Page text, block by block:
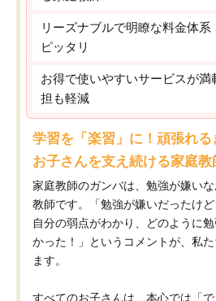
リーズナブルで明瞭な料金体
ピッタリ
お得で使いやすいサービスが満
担も軽減
学習を「楽習」に！頑張れる
お子さんを支え続ける家庭教
家庭教師のガンバは、勉強が嫌い
教師です。「勉強が嫌いだったけ
自分の弱点がわかり、どのように
かった！」というコメントが、私
ます。
すべてのお子さんは、本心では「で